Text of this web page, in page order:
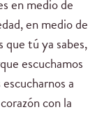
en medio de
en medio de
tú ya sabes,
escuchamos
a
con la